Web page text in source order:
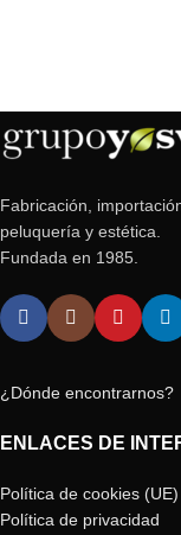
Fabricación,
peluquería y estética.
Fundada en 1985.
¿Dónde encontrarnos?
ENLACES DE
Política de cookies (UE)
Política de privacidad